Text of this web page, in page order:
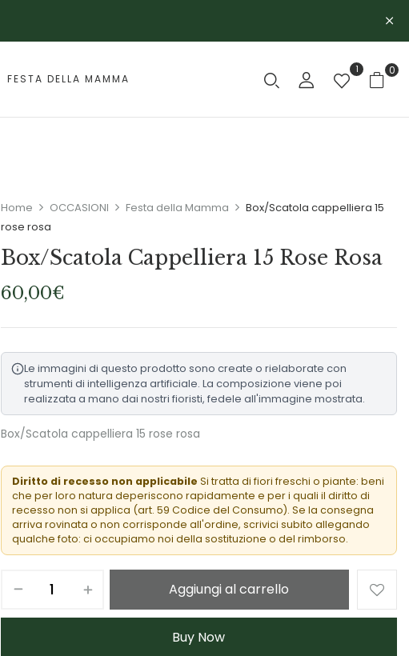
FESTA DELLA MAMMA
1 0
Home OCCASIONI Festa della Mamma
Box/Scatola cappelliera 15
rose rosa
Box/Scatola Cappelliera 15 Rose Rosa
60,00€
Le immagini di questo prodotto sono create o rielaborate con
strumenti di intelligenza artificiale. La composizione viene poi
realizzata a mano dai nostri fioristi, fedele all'immagine mostrata.
Box/Scatola cappelliera 15 rose rosa
Diritto di recesso non applicabile Si tratta di fiori freschi o piante: beni
che per loro natura deperiscono rapidamente e per i quali il diritto di
recesso non si applica (art. 59 Codice del Consumo). Se la consegna
arriva rovinata o non corrisponde all'ordine, scrivici subito allegando
qualche foto: ci occupiamo noi della sostituzione o del rimborso.
Aggiungi al carrello
Buy Now